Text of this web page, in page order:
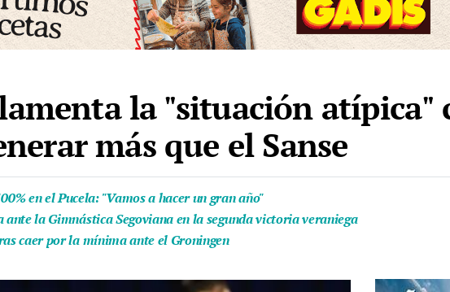
la "situación atípica"
más que el Sanse
en el Pucela: "Vamos a hacer un gran año"
la Gimnástica Segoviana en la segunda victoria veraniega
caer por la mínima ante el Groningen